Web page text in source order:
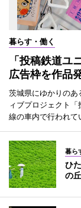
暮らす・働く
「投稿鉄道ユ
広告枠を作品
茨城県にゆかりのあ
ィブプロジェクト
線の車内で行われて
暮ら
ひ
の